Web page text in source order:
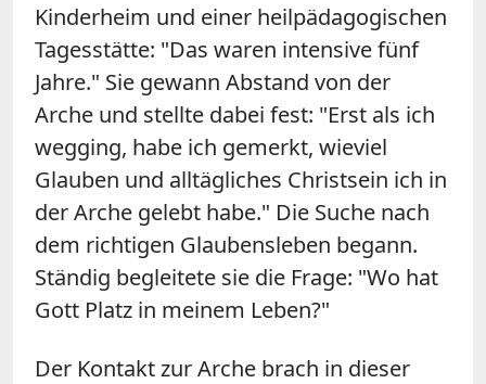
Kinderheim und einer heilpädagogischen
Tagesstätte: "Das waren intensive fünf
Jahre." Sie gewann Abstand von der
Arche und stellte dabei fest: "Erst als ich
wegging, habe ich gemerkt, wieviel
Glauben und alltägliches Christsein ich in
der Arche gelebt habe." Die Suche nach
dem richtigen Glaubensleben begann.
Ständig begleitete sie die Frage: "Wo hat
Gott Platz in meinem Leben?"
Der Kontakt zur Arche brach in dieser